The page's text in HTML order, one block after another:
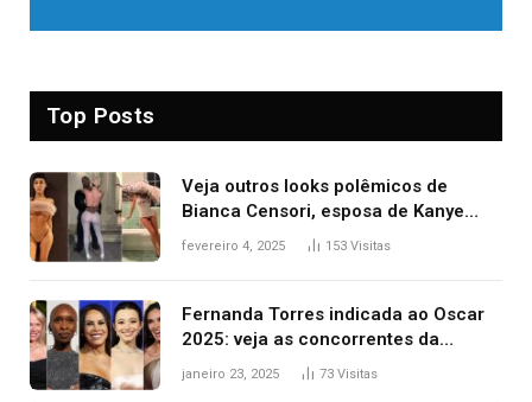
Top Posts
Veja outros looks polêmicos de
Bianca Censori, esposa de Kanye
West que apareceu nua no Grammy
fevereiro 4, 2025 153 Visitas
Fernanda Torres indicada ao Oscar
2025: veja as concorrentes da
brasileira a melhor atriz
janeiro 23, 2025 73 Visitas